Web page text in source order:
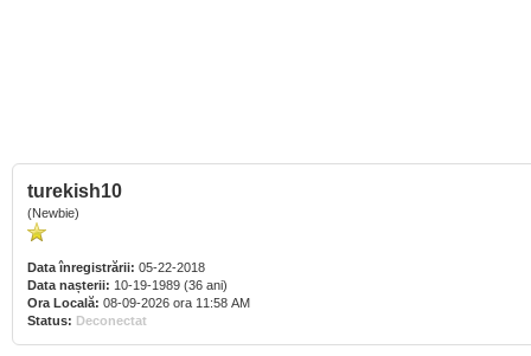
turekish10
(Newbie)
Data înregistrării: 05-22-2018
Data nașterii: 10-19-1989 (36 ani)
Ora Locală: 08-09-2026 ora 11:58 AM
Status: Deconectat